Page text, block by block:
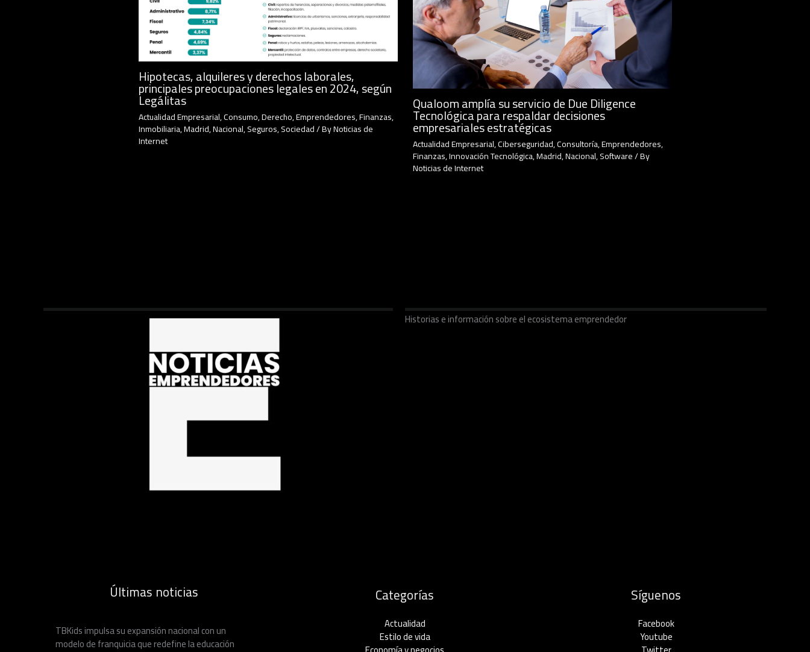
Hipotecas, alquileres y derechos laborales,
principales preocupaciones legales en 2024, según
Legálitas
Actualidad Empresarial,Consumo,Derecho,Emprendedores,Finanzas,
Inmobiliaria,Madrid,Nacional,Seguros,Sociedad/ ByNoticias de
Internet
Qualoom amplía su servicio de Due Diligence
Tecnológica para respaldar decisiones
empresariales estratégicas
Actualidad Empresarial,Ciberseguridad,Consultoría,Emprendedores,
Finanzas,Innovación Tecnológica,Madrid,Nacional,Software/ By
Noticias de Internet
Historias e información sobre el ecosistema emprendedor
Últimas noticias
TBKids impulsa su expansión nacional con un
modelo de franquicia que redefine la educación
Categorías
Actualidad
Estilo de vida
Síguenos
Facebook
Youtube